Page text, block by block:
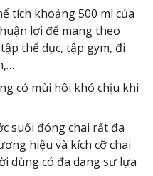
tích khoảng 500 ml của
lợi để mang theo
thể dục, tập gym, đi
có mùi hôi khó chịu khi
suối đóng chai rất đa
hiệu và kích cỡ chai
dùng có đa dạng sự lựa